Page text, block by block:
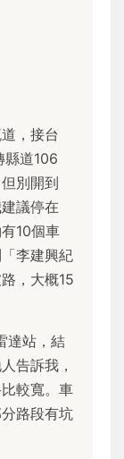
，接台
縣道106
別開到
議停在
10個車
李建興紀
，大概15
達站，結
告訴我，
較寬。車
路段有坑